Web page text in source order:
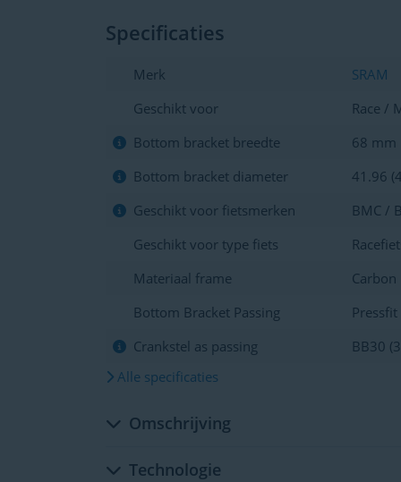
Specificaties
Merk
SRAM
Geschikt voor
Race /
Bottom bracket breedte
68 mm
Bottom bracket diameter
41.96
Geschikt voor fietsmerken
BMC /
Geschikt voor type fiets
Materiaal frame
Carbon
Bottom Bracket Passing
Pressfit
Crankstel as passing
BB30
Alle specificaties
Omschrijving
Technologie